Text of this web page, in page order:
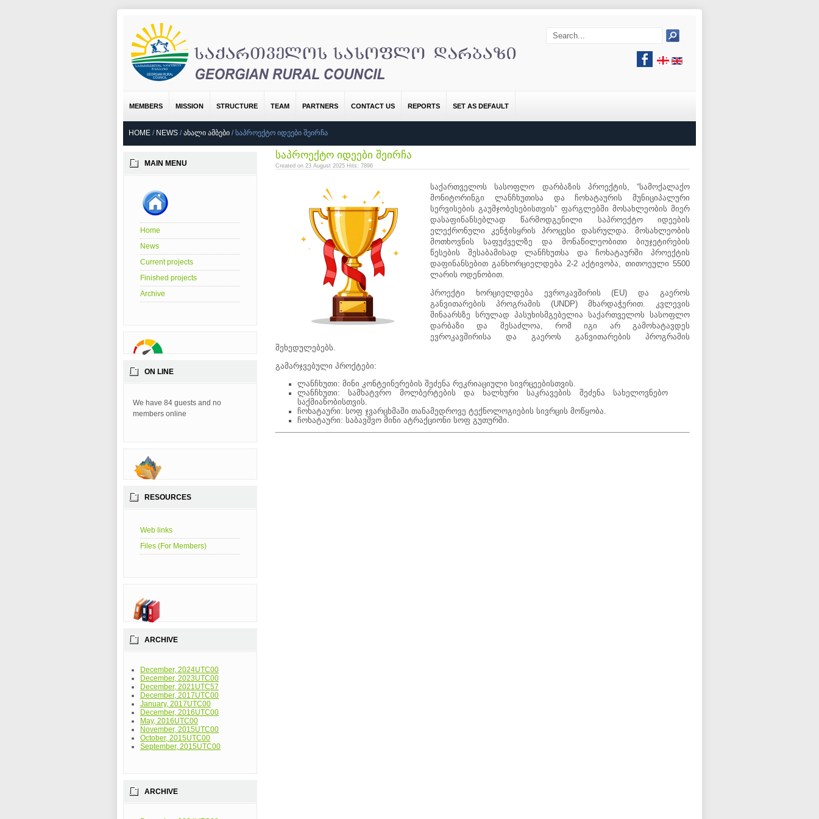
MEMBERS MISSION STRUCTURE TEAM PARTNERS CONTACT US REPORTS SET AS DEFAULT
HOME / NEWS / ᲐᲮᲐᲚᲘ ᲐᲛᲑᲔᲑᲘ /ᲡᲐᲞᲠᲝᲔᲥᲢᲝ ᲘᲓᲔᲔᲑᲘ ᲨᲔᲘᲠᲩᲐ
MAIN MENU
Home
News
Current projects
Finished projects
Archive
ON LINE
We have 84 guests and no
members online
RESOURCES
Web links
Files (For Members)
ARCHIVE
December, 2024UTC00
December, 2023UTC00
December, 2021UTC57
December, 2017UTC00
January, 2017UTC00
December, 2016UTC00
May, 2016UTC00
November, 2015UTC00
October, 2015UTC00
September, 2015UTC00
ARCHIVE
საპროექტო იდეები შეირჩა
Created on 23 August 2025 Hits: 7896
საქართველოს სასოფლო დარბაზის პროექტის, “სამოქალაქო
მონიტორინგი ლანჩხუთისა და ჩოხატაურის მუნიციპალური
სერვისების გაუმჯობესებისთვის“ ფარგლებში მოსახლეობის მიერ
დასაფინანსებლად წარმოდგენილი საპროექტო იდეების
ელექრონული კენჭისყრის პროცესი დასრულდა. მოსახლეობის
მოთხოვნის საფუძველზე და მონაწილეობითი ბიუჯეტირების
წესების შესაბამისად ლანჩხუთსა და ჩოხატაურში პროექტის
დაფინანსებით განხორციელდება 2-2 აქტივობა, თითოეული 5500
ლარის ოდენობით.
პროექტი ხორციელდება ევროკავშირის (EU) და გაეროს
განვითარების პროგრამის (UNDP) მხარდაჭერით. კვლევის
შინაარსზე სრულად პასუხისმგებელია საქართველოს სასოფლო
დარბაზი და შესაძლოა, რომ იგი არ გამოხატავდეს
ევროკავშირისა და გაეროს განვითარების პროგრამის
შეხედულებებს.
გამარჯვებული პროქტები:
ლანჩხუთი: მინი კონტეინერების შეძენა რეკრიაციული სივრცეებისთვის.
ლანჩხუთი: სამხატვრო მოლბერტების და ხალხური საკრავების შეძენა სახელოვნებო
საქმიანობისთვის.
ჩოხატაური: სოფ ჯვარცხმაში თანამედროვე ტექნოლოგიების სივრცის მოწყობა.
ჩოხატაური: საბავშვო მინი ატრაქციონი სოფ გუთურში.